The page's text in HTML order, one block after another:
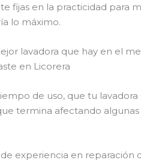
fijas en la practicidad para
lo máximo.
lavadora que hay en el
en Licorera
de uso, que tu
termina afectando
experiencia en